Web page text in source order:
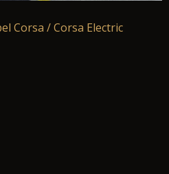
Corsa / Corsa Electric